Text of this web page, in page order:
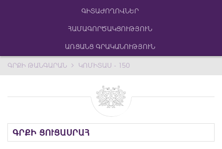
ԳԻՏԱԺՈՂՈՎՆԵՐ
ՀԱՄԱԳՈՐԾԱԿՑՈՒԹՅՈՒՆ
ԱՌՑԱՆՑ ԳՐԱԿԱՆՈՒԹՅՈՒՆ
ԳՐՔԻ ԹԱՆԳԱՐԱՆ ԿՈՄԻՏԱՍ - 150
ԳՐՔԻ ՑՈՒՑԱՍՐԱՀ